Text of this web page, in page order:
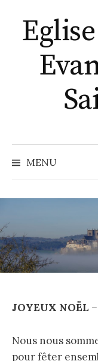
t
n
MENU
JOYEUX NOËL
Nous nous
pour fêter